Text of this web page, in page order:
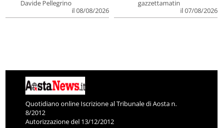
Davide Pellegrino
il 08/08/2026
gazzettamatin
il 07/08/2026
Quotidiano online Iscrizione al Tribunale di Aosta n.
8/2012
Autorizzazione del 13/12/2012